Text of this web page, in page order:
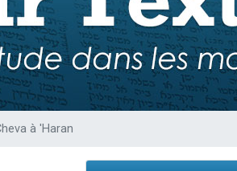
à 'Haran